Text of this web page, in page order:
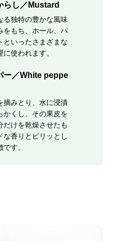
らし／Mustard
る独特の豊かな風味
をもち、ホール、パ
といったさまざまな
使われます。
ー／White peppe
摘みとり、水に浸漬
かくし、その果皮を
だけを乾燥させたも
な香りとピリッとし
す。